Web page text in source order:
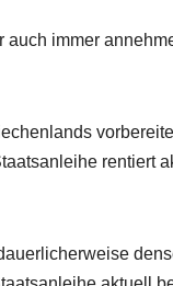
immer
rentiert